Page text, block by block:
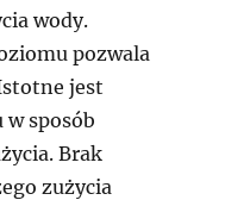
wody.
pozwala
jest
sposób
Brak
zużycia